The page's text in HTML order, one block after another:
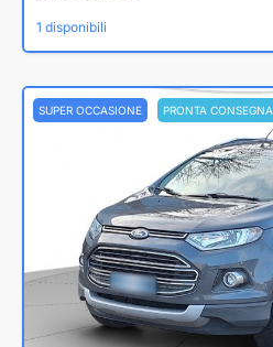
1 disponibili
SUPER OCCASIONE PRONTA CONSEGNA